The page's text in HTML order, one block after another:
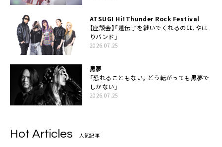
ATSUGI Hi！Thunder Rock Festival
【座談会】「遺伝子を継いでくれるのは、やは
りバンド」
2026.07.25
黒夢
「恐れることもない。どう転がっても黒夢で
しかない」
2026.07.25
Hot Articles 人気記事